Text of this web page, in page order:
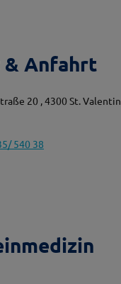
& Anfahrt
20 , 4300 St. Valentin
540 38